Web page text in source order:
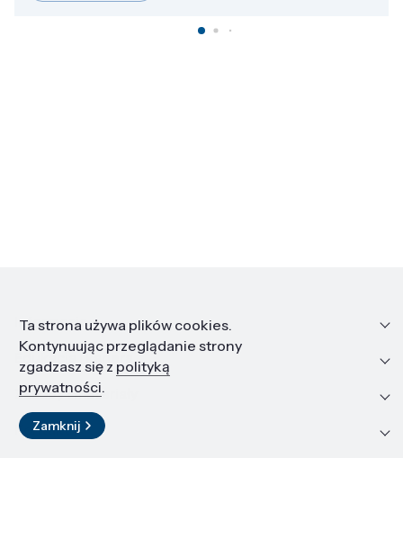
Informacje
Edukacja i kariera
Zasoby i materiały
Kontakt
Ta strona używa plików cookies.
Kontynuując przeglądanie strony
zgadzasz się z polityką
prywatności.
Zamknij